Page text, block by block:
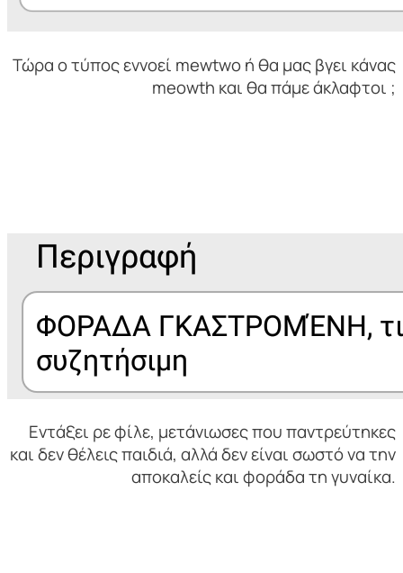
Τώρα ο τύπος εννοεί mewtwo ή θα μας βγει κάνας
meowth και θα πάμε άκλαφτοι ;
Εντάξει ρε φίλε, μετάνιωσες που παντρεύτηκες
και δεν θέλεις παιδιά, αλλά δεν είναι σωστό να την
αποκαλείς και φοράδα τη γυναίκα.